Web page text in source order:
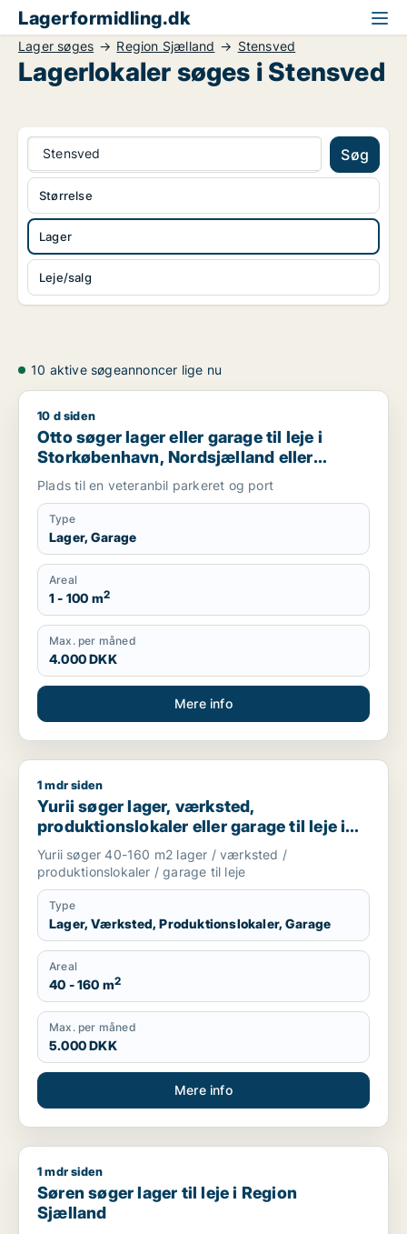
Lagerformidling.dk
Lager søges Region Sjælland Stensved
Lagerlokaler søges i Stensved
Stensved Søg
Lager
Leje/salg
Størrelse
10 aktive søgeannoncer lige nu
Otto søger lager eller garage til leje i Storkøbenhavn,
10 d siden
Otto søger lager eller garage til leje i
Storkøbenhavn, Nordsjælland eller
Region Sjælland
Plads til en veteranbil parkeret og port
Type
Lager, Garage
Areal
1 - 100 m2
Max. per måned
4.000 DKK
Mere info
Yurii søger lager, værksted, produktionslokaler eller garage
1 mdr siden
Yurii søger lager, værksted,
produktionslokaler eller garage til leje i
Region Sjælland
Yurii søger 40-160 m2 lager / værksted /
produktionslokaler / garage til leje
Type
Lager, Værksted, Produktionslokaler, Garage
Areal
40 - 160 m2
Max. per måned
5.000 DKK
Mere info
Søren søger lager til leje i Region Sjælland
1 mdr siden
Søren søger lager til leje i Region
Sjælland